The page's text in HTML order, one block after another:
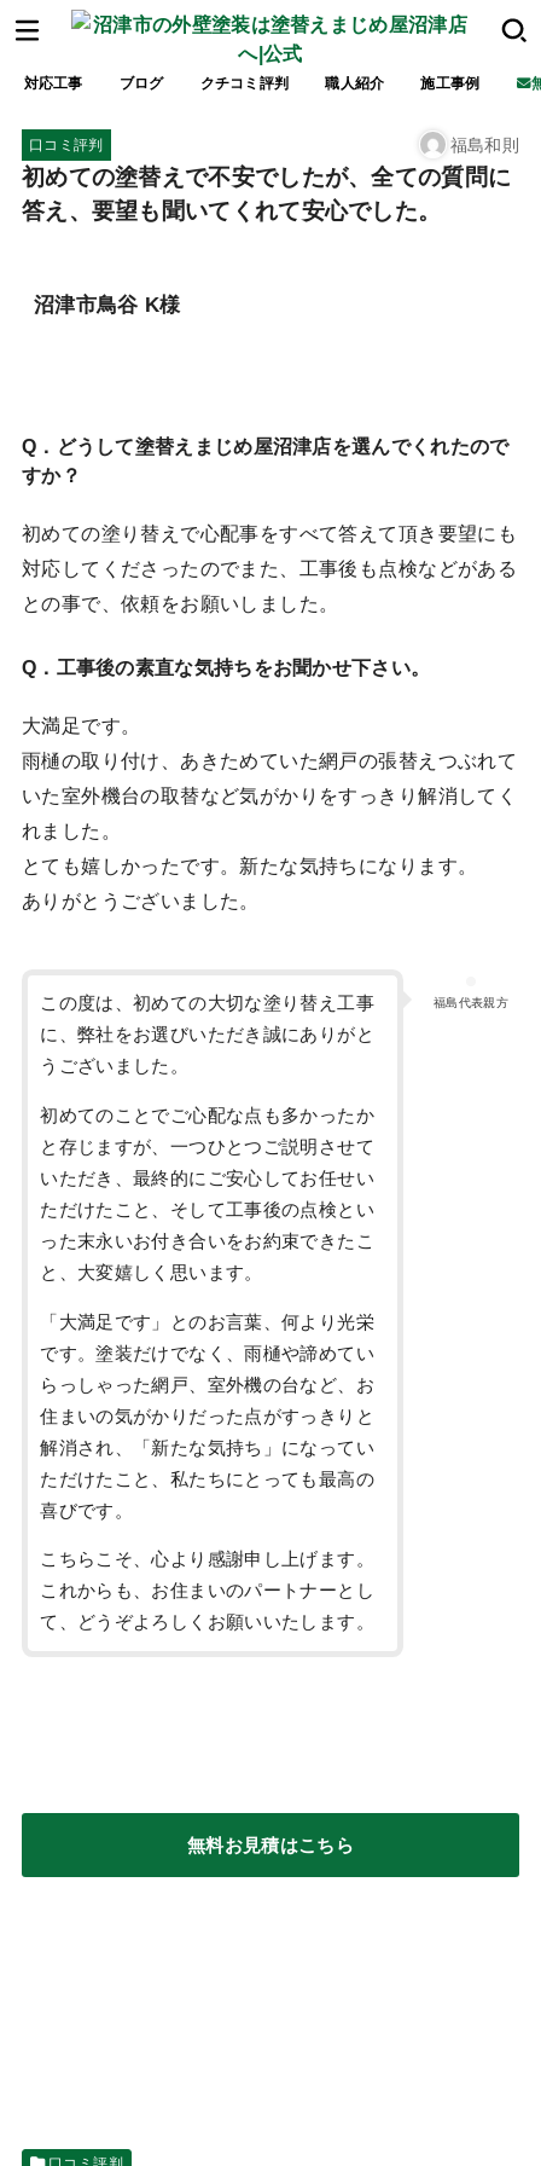
対応工事 ブログ クチコミ評判 職人紹介 施工事例
口コミ評判 福島和則
初めての塗替えで不安でしたが、全ての質問に
答え、要望も聞いてくれて安心でした。
沼津市鳥谷 K様
Q．どうして塗替えまじめ屋沼津店を選んでくれたので
すか？
初めての塗り替えで心配事をすべて答えて頂き要望にも
対応してくださったのでまた、工事後も点検などがある
との事で、依頼をお願いしました。
Q．工事後の素直な気持ちをお聞かせ下さい。
大満足です。
雨樋の取り付け、あきためていた網戸の張替えつぶれて
いた室外機台の取替など気がかりをすっきり解消してく
れました。
とても嬉しかったです。新たな気持ちになります。
ありがとうございました。
福島代表親方
この度は、初めての大切な塗り替え工事
に、弊社をお選びいただき誠にありがと
うございました。
初めてのことでご心配な点も多かったか
と存じますが、一つひとつご説明させて
いただき、最終的にご安心してお任せい
ただけたこと、そして工事後の点検とい
った末永いお付き合いをお約束できたこ
と、大変嬉しく思います。
「大満足です」とのお言葉、何より光栄
です。塗装だけでなく、雨樋や諦めてい
らっしゃった網戸、室外機の台など、お
住まいの気がかりだった点がすっきりと
解消され、「新たな気持ち」になってい
ただけたこと、私たちにとっても最高の
喜びです。
こちらこそ、心より感謝申し上げます。
これからも、お住まいのパートナーとし
て、どうぞよろしくお願いいたします。
無料お見積はこちら